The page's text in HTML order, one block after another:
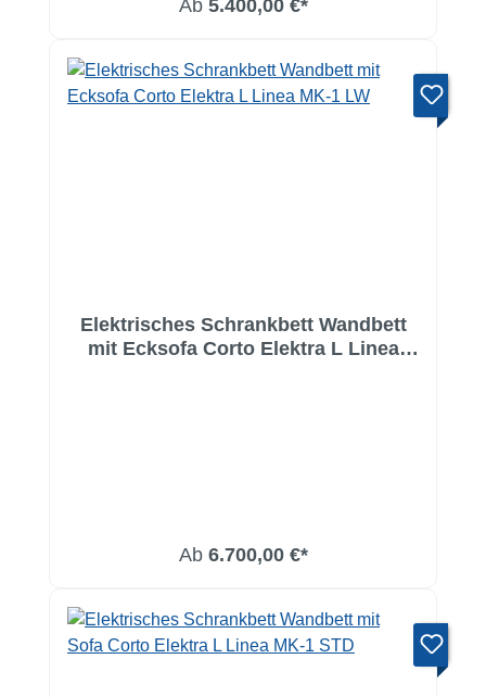
Ab 5.400,00 €*
Elektrisches Schrankbett Wandbett
mit Ecksofa Corto Elektra L Linea
Ab 6.700,00 €*